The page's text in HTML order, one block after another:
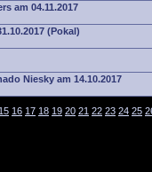
am 04.11.2017
(Pokal)
Niesky am 14.10.2017
15 16 17 18 19 20 21 22 23 24 25